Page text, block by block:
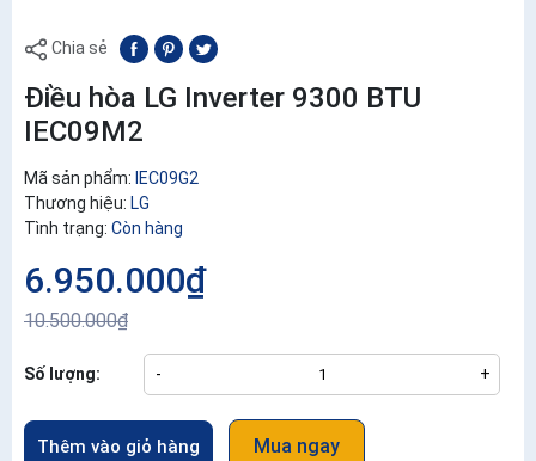
Chia sẻ
Điều hòa LG Inverter 9300 BTU
IEC09M2
Mã sản phẩm: IEC09G2
Thương hiệu: LG
Tình trạng: Còn hàng
6.950.000₫
10.500.000₫
Số lượng: - +
Thêm vào giỏ hàng Mua ngay